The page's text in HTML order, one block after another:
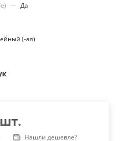
— Да
(-ая)
Нашли дешевле?